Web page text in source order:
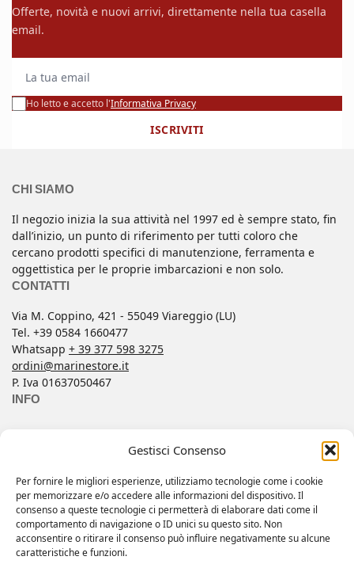
Gestisci Consenso
Per fornire le migliori esperienze, utilizziamo tecnologie come i cookie
per memorizzare e/o accedere alle informazioni del dispositivo. Il
consenso a queste tecnologie ci permetterà di elaborare dati come il
comportamento di navigazione o ID unici su questo sito. Non
acconsentire o ritirare il consenso può influire negativamente su alcune
caratteristiche e funzioni.
Offerte, novità e nuovi arrivi, direttamente nella tua casella
email.
Ho letto e accetto l'Informativa Privacy
ISCRIVITI
CHI SIAMO
Il negozio inizia la sua attività nel 1997 ed è sempre stato, fin
dall’inizio, un punto di riferimento per tutti coloro che
cercano prodotti specifici di manutenzione, ferramenta e
oggettistica per le proprie imbarcazioni e non solo.
CONTATTI
Via M. Coppino, 421 - 55049 Viareggio (LU)
Tel. +39 0584 1660477
Whatsapp + 39 377 598 3275
ordini@marinestore.it
P. Iva 01637050467
INFO
FAQ
Informativa Privacy
Il mio account
Wishlist